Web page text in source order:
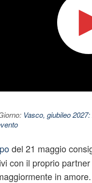
Vasco, giubileo
del 21 maggio
con il proprio
in